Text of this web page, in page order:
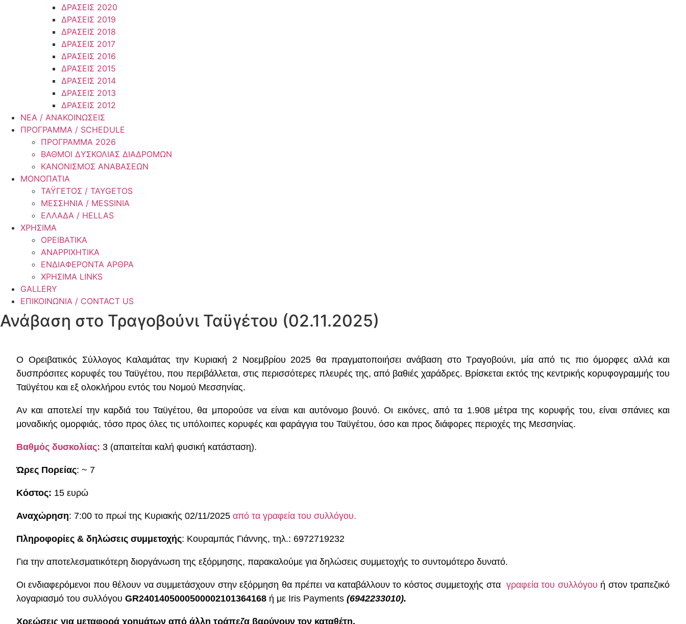
ΔΡΑΣΕΙΣ 2020
ΔΡΑΣΕΙΣ 2019
ΔΡΑΣΕΙΣ 2018
ΔΡΑΣΕΙΣ 2017
ΔΡΑΣΕΙΣ 2016
ΔΡΑΣΕΙΣ 2015
ΔΡΑΣΕΙΣ 2014
ΔΡΑΣΕΙΣ 2013
ΔΡΑΣΕΙΣ 2012
ΝΕΑ / ΑΝΑΚΟΙΝΩΣΕΙΣ
ΠΡΟΓΡΑΜΜΑ / SCHEDULE
ΠΡΟΓΡΑΜΜΑ 2026
ΒΑΘΜΟΙ ΔΥΣΚΟΛΙΑΣ ΔΙΑΔΡΟΜΩΝ
ΚΑΝΟΝΙΣΜΟΣ ΑΝΑΒΑΣΕΩΝ
ΜΟΝΟΠΑΤΙΑ
ΤΑΫΓΕΤΟΣ / TAYGETOS
ΜΕΣΣΗΝΙΑ / MESSINIA
ΕΛΛΑΔΑ / HELLAS
ΧΡΗΣΙΜΑ
ΟΡΕΙΒΑΤΙΚΑ
ΑΝΑΡΡΙΧΗΤΙΚΑ
ΕΝΔΙΑΦΕΡΟΝΤΑ ΑΡΘΡΑ
ΧΡΗΣΙΜΑ LINKS
GALLERY
ΕΠΙΚΟΙΝΩΝΙΑ / CONTACT US
Ανάβαση στο Τραγοβούνι Ταϋγέτου (02.11.2025)
Ο Ορειβατικός Σύλλογος Καλαμάτας την Κυριακή 2 Νοεμβρίου 2025 θα πραγματοποιήσει ανάβαση στο Τραγοβούνι, μία από τις πιο όμορφες αλλά και
δυσπρόσιτες κορυφές του Ταϋγέτου, που περιβάλλεται, στις περισσότερες πλευρές της, από βαθιές χαράδρες. Βρίσκεται εκτός της κεντρικής κορυφογραμμής του
Ταϋγέτου και εξ ολοκλήρου εντός του Νομού Μεσσηνίας.
Αν και αποτελεί την καρδιά του Ταϋγέτου, θα μπορούσε να είναι και αυτόνομο βουνό. Οι εικόνες, από τα 1.908 μέτρα της κορυφής του, είναι σπάνιες και
μοναδικής ομορφιάς, τόσο προς όλες τις υπόλοιπες κορυφές και φαράγγια του Ταϋγέτου, όσο και προς διάφορες περιοχές της Μεσσηνίας.
Βαθμός δυσκολίας: 3 (απαιτείται καλή φυσική κατάσταση).
Ώρες Πορείας: ~ 7
Κόστος: 15 ευρώ
Αναχώρηση: 7:00 το πρωί της Κυριακής 02/11/2025 από τα γραφεία του συλλόγου.
Πληροφορίες & δηλώσεις συμμετοχής: Κουραμπάς Γιάννης, τηλ.: 6972719232
Για την αποτελεσματικότερη διοργάνωση της εξόρμησης, παρακαλούμε για δηλώσεις συμμετοχής το συντομότερο δυνατό.
Οι ενδιαφερόμενοι που θέλουν να συμμετάσχουν στην εξόρμηση θα πρέπει να καταβάλλουν το κόστος συμμετοχής στα γραφεία του συλλόγου ή στον τραπεζικό
λογαριασμό του συλλόγου GR2401405000500002101364168 ή με Iris Payments (6942233010).
Χρεώσεις για μεταφορά χρημάτων από άλλη τράπεζα βαρύνουν τον καταθέτη.